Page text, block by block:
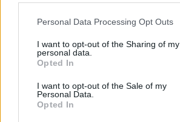
Personal Data Processing Opt Outs
I want to opt-out of the Sharing of my
personal data.
Opted In
I want to opt-out of the Sale of my
Personal Data.
Opted In